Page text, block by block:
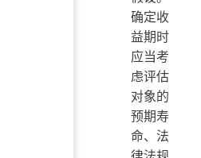
确定收
益期时
应当考
虑评估
对象的
预期寿
命、法